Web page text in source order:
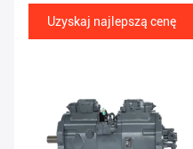
Uzyskaj najlepszą cenę